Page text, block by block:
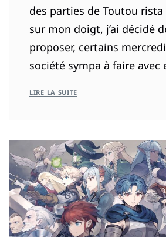
des parties de Toutou rista
sur mon doigt, j’ai décidé
proposer, certains
société sympa à faire avec
LIRE LA SUITE